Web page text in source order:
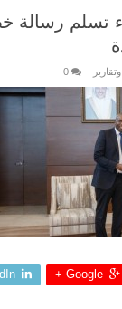
تسلم رسالة
0
Google +